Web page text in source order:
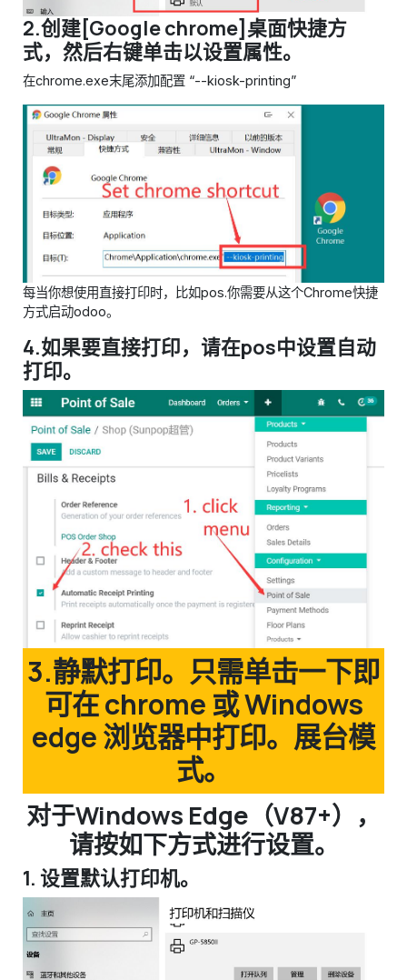
2.创建[Google chrome]桌面快捷方
式，然后右键单击以设置属性。
在chrome.exe末尾添加配置 “--kiosk-printing”
每当你想使用直接打印时，比如pos.你需要从这个Chrome快捷
方式启动odoo。
4.如果要直接打印，请在pos中设置自动
打印。
3.静默打印。只需单击一下即
可在 chrome 或 Windows
edge 浏览器中打印。展台模
式。
对于Windows Edge（V87+），
请按如下方式进行设置。
1. 设置默认打印机。